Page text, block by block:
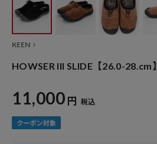
KEEN
HOWSER III SLIDE【26.0-28.cm】
11,000 円 税込